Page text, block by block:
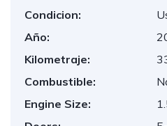
Condicion:
Año:
Kilometraje:
Combustible:
Engine Size: